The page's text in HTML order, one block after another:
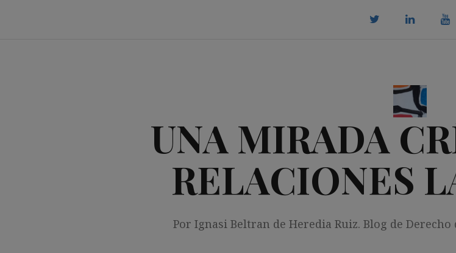
UNA MIRADA
RELACIONES
Por Ignasi Beltran de Heredia Ruiz. Blog de